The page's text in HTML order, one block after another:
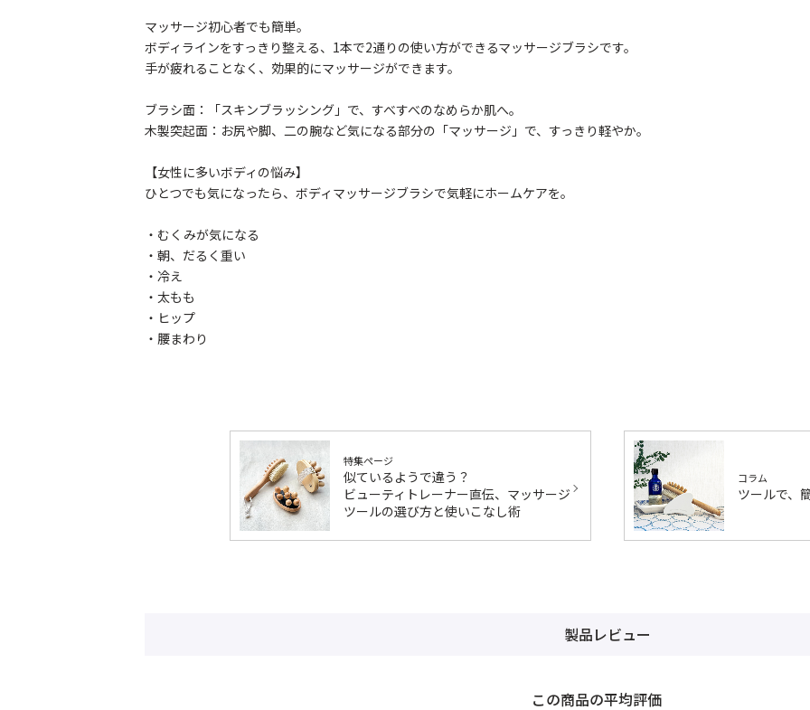
マッサージ初心者でも簡単。
ボディラインをすっきり整える、1本で2通りの使い方ができるマッサージブラシです。
手が疲れることなく、効果的にマッサージができます。
ブラシ面：「スキンブラッシング」で、すべすべのなめらか肌へ。
木製突起面：お尻や脚、二の腕など気になる部分の「マッサージ」で、すっきり軽やか。
【女性に多いボディの悩み】
ひとつでも気になったら、ボディマッサージブラシで気軽にホームケアを。
・むくみが気になる
・朝、だるく重い
・冷え
・太もも
・ヒップ
・腰まわり
特集ページ
似ているようで違う？
ビューティトレーナー直伝、マッサージ
ツールの選び方と使いこなし術
コラム
ツールで、
製品レビュー